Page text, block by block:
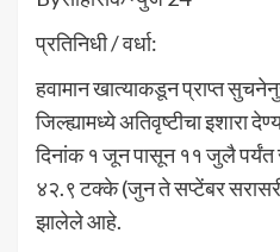
प्रतिनिधी / वर्धा:
हवामान खात्याकडून प्राप्त
जिल्ह्यामध्ये अतिवृष्टीचा इशारा
दिनांक १ जून पासून ११ जुलै पर्यंत
४२.९ टक्के (जुन ते सप्टेंबर सरासरी
झालेले आहे.